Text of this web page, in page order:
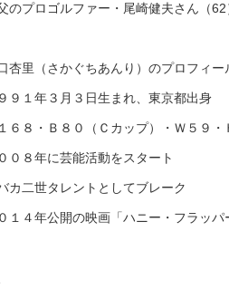
のプロゴルファー・尾崎健夫さん（
杏里（さかぐちあんり）のプロフィー
９１年３月３日生まれ、東京都出身
６８・Ｂ８０（Ｃカップ）・Ｗ５９・
０８年に芸能活動をスタート
カ二世タレントとしてブレーク
１４年公開の映画「ハニー・フラッ